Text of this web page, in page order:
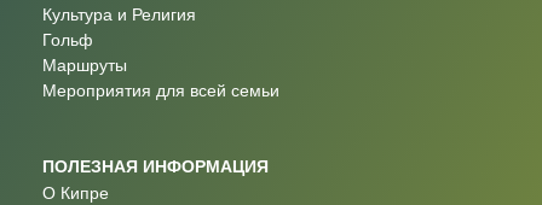
Культура и Религия
Гольф
Маршруты
Мероприятия для всей семьи
ПОЛЕЗНАЯ ИНФОРМАЦИЯ
О Кипре